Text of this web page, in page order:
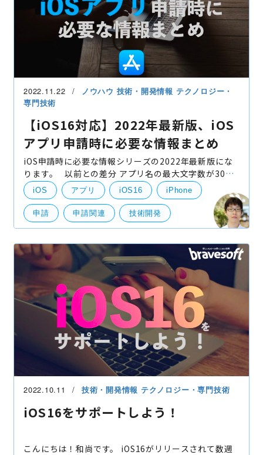
2022.11.22 ノウハウ 技術・開発情報 テクノロジー・
専門技術
【iOS16対応】2022年最新版、iOS
アプリ申請時に必要な情報まとめ
iOS申請時に必要な情報シリーズの2022年最新版にな
ります。 以前との差分 アプリ名の最大文字数が30文
字になりました。 スクリーンショットについての説明
を変更いたしました。 ビルドファイルについての説
iOS アプリ iOS16 iPhone
申請 申請関連 技術開発
2022.10.11 技術・開発情報 テクノロジー・専門技術
iOS16をサポートしよう！
こんにちは！和尚です。 iOS16がリリースされて数週